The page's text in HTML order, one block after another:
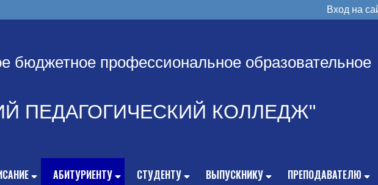
Вход на
бюджетное профессиональное образовательное
ПЕДАГОГИЧЕСКИЙ КОЛЛЕДЖ"
АБИТУРИЕНТУ СТУДЕНТУ ВЫПУСКНИКУ ПРЕПОДАВАТЕЛЮ